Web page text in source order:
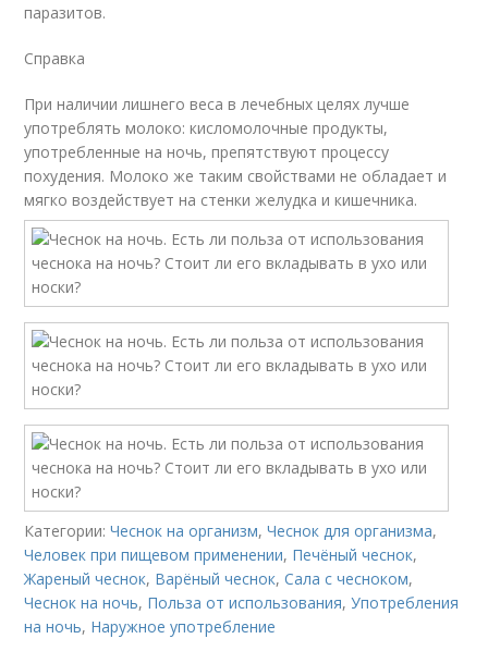
паразитов.
Справка
При наличии лишнего веса в лечебных целях лучше
употреблять молоко: кисломолочные продукты,
употребленные на ночь, препятствуют процессу
похудения. Молоко же таким свойствами не обладает и
мягко воздействует на стенки желудка и кишечника.
Категории:Чеснок на организм,Чеснок для организма,
Человек при пищевом применении, Печёный чеснок,
Жареный чеснок, Варёный чеснок,Сала с чесноком,
Чеснок на ночь, Польза от использования,Употребления
на ночь, Наружное употребление